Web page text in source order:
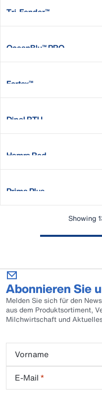
Tri-Fender™
OceanBlu™ PRO
Fortex™
Dipal RTU
Hamra Red
Prima Plus
Showing
Abonnieren Sie
Melden Sie sich für den
aus dem Produktsortiment,
Milchwirtschaft und
Vorname
E-Mail *